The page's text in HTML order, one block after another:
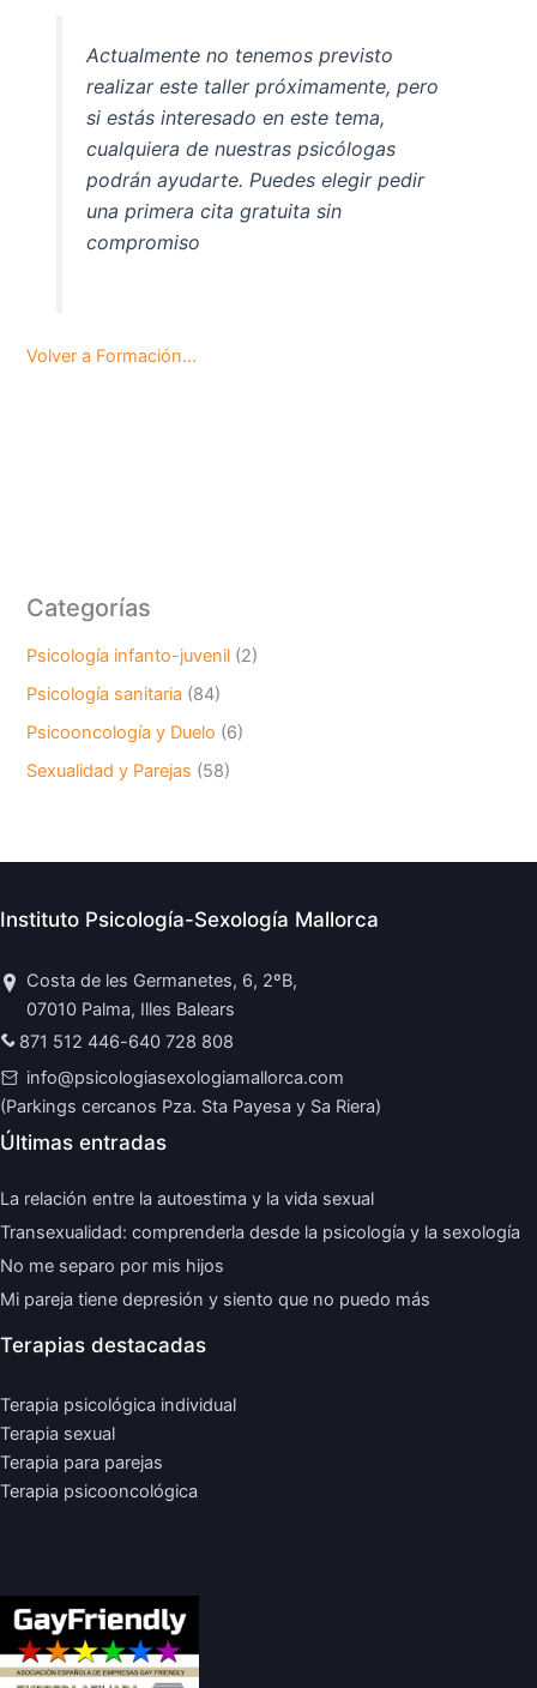
Actualmente no tenemos previsto
realizar este taller próximamente, pero
si estás interesado en este tema,
cualquiera de nuestras psicólogas
podrán ayudarte. Puedes elegir pedir
una primera cita gratuita sin
compromiso
Volver a Formación…
Categorías
Psicología infanto-juvenil (2)
Psicología sanitaria (84)
Psicooncología y Duelo (6)
Sexualidad y Parejas (58)
Instituto Psicología-Sexología Mallorca
Costa de les Germanetes, 6, 2ºB,
07010 Palma, Illes Balears
871 512 446-640 728 808
info@psicologiasexologiamallorca.com
(Parkings cercanos Pza. Sta Payesa y Sa Riera)
Últimas entradas
La relación entre la autoestima y la vida sexual
Transexualidad: comprenderla desde la psicología y la sexología
No me separo por mis hijos
Mi pareja tiene depresión y siento que no puedo más
Terapias destacadas
Terapia psicológica individual
Terapia sexual
Terapia para parejas
Terapia psicooncológica